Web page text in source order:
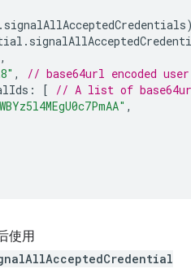
. signalAllAcceptedCredentials
.
,
,
// base64url encoded
: [
// A list of
,
使用